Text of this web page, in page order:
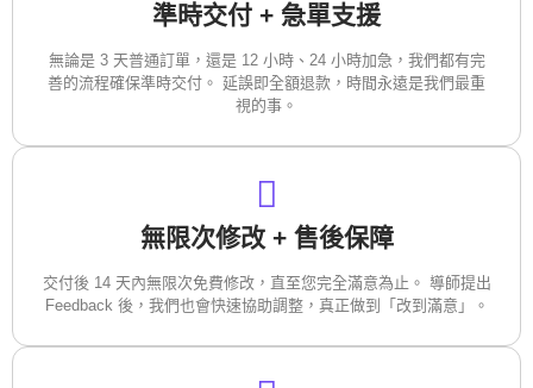
準時交付 + 急單支援
無論是 3 天普通訂單，還是 12 小時、24 小時加急，我們都有完
善的流程確保準時交付。 延誤即全額退款，時間永遠是我們最重
視的事。
無限次修改 + 售後保障
交付後 14 天內無限次免費修改，直至您完全滿意為止。 導師提出
Feedback 後，我們也會快速協助調整，真正做到「改到滿意」。